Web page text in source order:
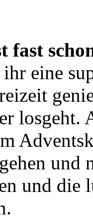
fast
eine
losgeht.
und
und die